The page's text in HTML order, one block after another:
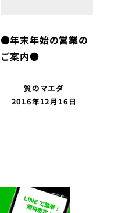
●年末年始の営業の
ご案内●
質のマエダ
2016年12月16日